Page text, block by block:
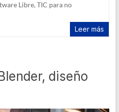
Libre, TIC para no
Leer más
diseño